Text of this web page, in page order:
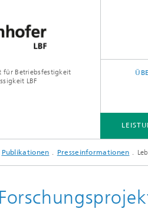
für Betriebsfestigkeit
LBF
FORSCHUNGSFELDER
UND FOKUSTHEMEN
Publikationen Presseinformationen